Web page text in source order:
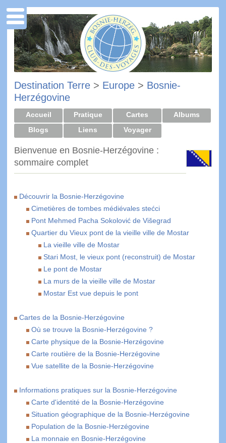
Destination Terre > Europe > Bosnie-
Herzégovine
Accueil Pratique Cartes
Albums
Blogs
Liens Voyager
Bienvenue en Bosnie-Herzégovine :
sommaire complet
Découvrir la Bosnie-Herzégovine
Cimetières de tombes médiévales stećci
Pont Mehmed Pacha Sokolović de Višegrad
Quartier du Vieux pont de la vieille ville de Mostar
La vieille ville de Mostar
Stari Most, le vieux pont (reconstruit) de Mostar
Le pont de Mostar
La murs de la vieille ville de Mostar
Mostar Est vue depuis le pont
Cartes de la Bosnie-Herzégovine
Où se trouve la Bosnie-Herzégovine ?
Carte physique de la Bosnie-Herzégovine
Carte routière de la Bosnie-Herzégovine
Vue satellite de la Bosnie-Herzégovine
Informations pratiques sur la Bosnie-Herzégovine
Carte d'identité de la Bosnie-Herzégovine
Situation géographique de la Bosnie-Herzégovine
Population de la Bosnie-Herzégovine
La monnaie en Bosnie-Herzégovine